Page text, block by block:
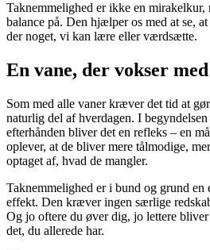
Taknemmelighed er ikke en mirakelkur,
balance på. Den hjælper os med at se,
der noget, vi kan lære eller værdsætte.
En vane, der vokser
Som med alle vaner kræver det tid at
naturlig del af hverdagen. I
efterhånden bliver det en refleks – en
oplever, at de bliver mere tålmodige,
optaget af, hvad de mangler.
Taknemmelighed er i bund og grund en
effekt. Den kræver ingen særlige
Og jo oftere du øver dig, jo lettere
det, du allerede har.